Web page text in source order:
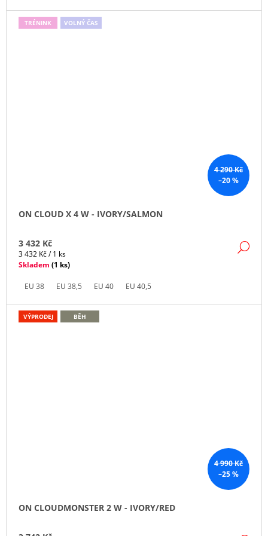
4 290 Kč
–20 %
TRÉNINK VOLNÝ ČAS
ON CLOUD X 4 W - IVORY/SALMON
3 432 Kč
Měrná
cena:
3 432 Kč / 1 ks
Skladem (1 ks)
EU 38 EU 38,5 EU 40 EU 40,5
4 990 Kč
–25 %
VÝPRODEJ BĚH
ON CLOUDMONSTER 2 W - IVORY/RED